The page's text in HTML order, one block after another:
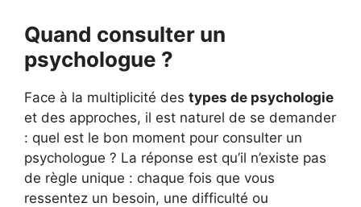
Quand consulter un
psychologue ?
Face à la multiplicité des types de psychologie
et des approches, il est naturel de se demander
: quel est le bon moment pour consulter un
psychologue ? La réponse est qu’il n’existe pas
de règle unique : chaque fois que vous
ressentez un besoin, une difficulté ou